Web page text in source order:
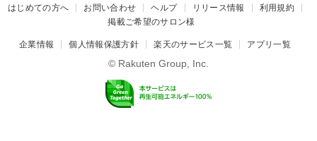
はじめての方へ お問い合わせ ヘルプ リリース情報
利用規約
掲載ご希望のサロン様
企業情報 個人情報保護方針 楽天のサービス一覧 アプリ一覧
© Rakuten Group, Inc.